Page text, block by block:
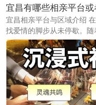
宜昌有哪些相亲平台或
宜昌相亲平台与区域介绍
找爱情的脚步从未停歇。